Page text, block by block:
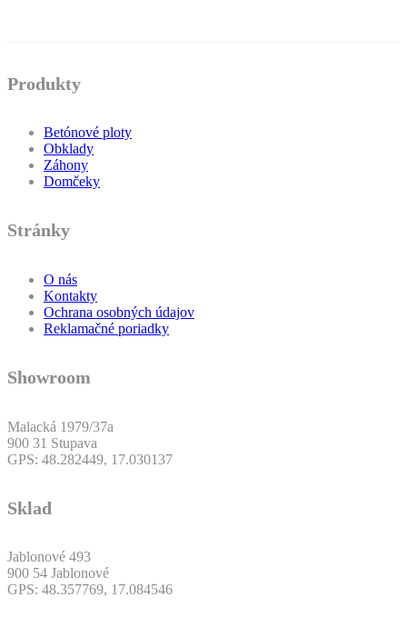
Produkty
Betónové ploty
Obklady
Záhony
Domčeky
Stránky
O nás
Kontakty
Ochrana osobných údajov
Reklamačné poriadky
Showroom
Malacká 1979/37a
900 31 Stupava
GPS: 48.282449, 17.030137
Sklad
Jablonové 493
900 54 Jablonové
GPS: 48.357769, 17.084546